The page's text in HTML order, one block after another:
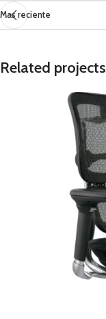
Mas reciente
Related projects